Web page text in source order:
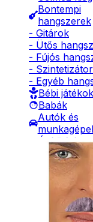
Bontempi
hangszerek
- Gitárok
- Ütős
- Fújós
-
- Egyéb
Bébi játékok
Babák
Autók és
Kreatív
- Kreatív
- Rajzolók
- Nyomdák
- Gyurmák